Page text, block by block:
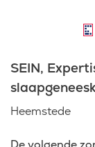
Werken bij
SEIN,
Heemstede